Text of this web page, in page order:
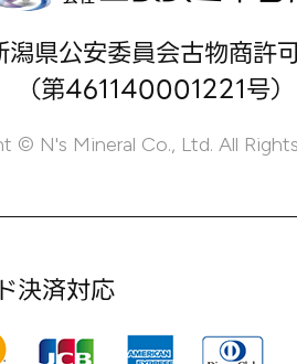
潟県公安委員会古物商許
（第461140001221号）
© N's Mineral Co., Ltd. All
決済対応